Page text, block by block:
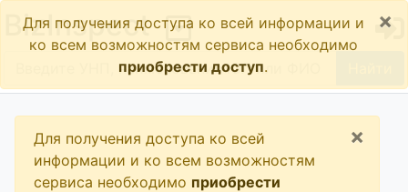
BizInspect
Для получения доступа ко всей информации и
ко всем возможностям сервиса необходимо
приобрести доступ.
×
Для получения доступа ко всей
информации и ко всем возможностям
сервиса необходимо приобрести
×